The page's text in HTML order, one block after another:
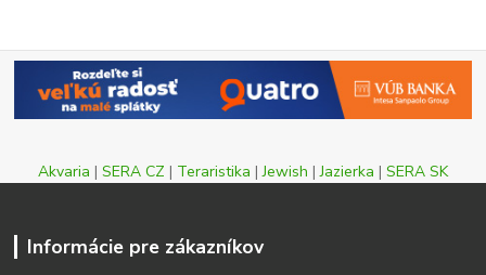
Akvaria | SERA CZ | Teraristika |Jewish |Jazierka | SERA SK
Informácie pre zákazníkov